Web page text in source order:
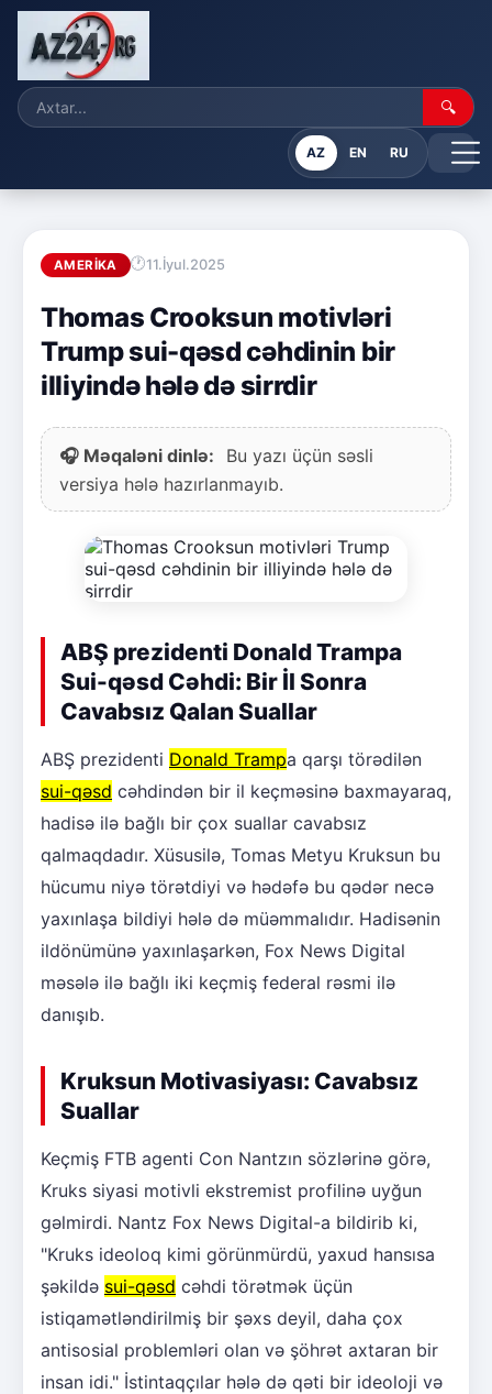
🔍
AZ EN RU
AMERIKA 11.İyul.2025
Thomas Crooksun motivləri
Trump sui-qəsd cəhdinin bir
illiyində hələ də sirrdir
🎧 Məqaləni dinlə:
Bu yazı üçün səsli
versiya hələ hazırlanmayıb.
ABŞ prezidenti Donald Trampa
Sui-qəsd Cəhdi: Bir İl Sonra
Cavabsız Qalan Suallar
ABŞ prezidenti Donald Trampa qarşı törədilən
sui-qəsd cəhdindən bir il keçməsinə baxmayaraq,
hadisə ilə bağlı bir çox suallar cavabsız
qalmaqdadır. Xüsusilə, Tomas Metyu Kruksun bu
hücumu niyə törətdiyi və hədəfə bu qədər necə
yaxınlaşa bildiyi hələ də müəmmalıdır. Hadisənin
ildönümünə yaxınlaşarkən, Fox News Digital
məsələ ilə bağlı iki keçmiş federal rəsmi ilə
danışıb.
Kruksun Motivasiyası: Cavabsız
Suallar
Keçmiş FTB agenti Con Nantzın sözlərinə görə,
Kruks siyasi motivli ekstremist profilinə uyğun
gəlmirdi. Nantz Fox News Digital-a bildirib ki,
"Kruks ideoloq kimi görünmürdü, yaxud hansısa
şəkildə sui-qəsd cəhdi törətmək üçün
istiqamətləndirilmiş bir şəxs deyil, daha çox
antisosial problemləri olan və şöhrət axtaran bir
insan idi." İstintaqçılar hələ də qəti bir ideoloji və